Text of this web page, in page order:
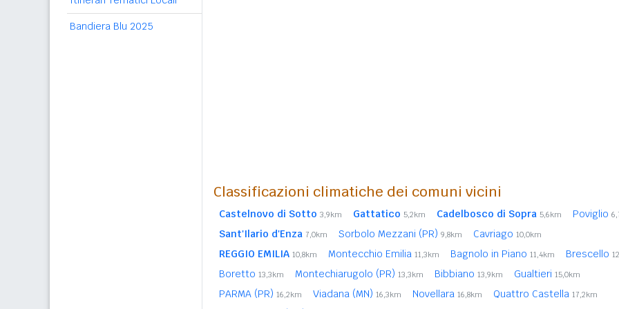
Bandiera Blu 2025
Classificazioni climatiche dei comuni vicini
Castelnovo di Sotto 3,9km Gattatico 5,2km Cadelbosco di Sopra 5,6km Poviglio
Sant'Ilario d'Enza 7,0km Sorbolo Mezzani (PR) 9,8km Cavriago 10,0km
REGGIO EMILIA 10,8km Montecchio Emilia 11,3km Bagnolo in Piano 11,4km Brescello
Boretto 13,3km Montechiarugolo (PR) 13,3km Bibbiano 13,9km Gualtieri 15,0km
PARMA (PR) 16,2km Viadana (MN) 16,3km Novellara 16,8km Quattro Castella 17,2km